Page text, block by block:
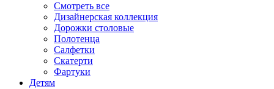
Смотреть все
Дизайнерская коллекция
Дорожки столовые
Полотенца
Салфетки
Скатерти
Фартуки
Детям